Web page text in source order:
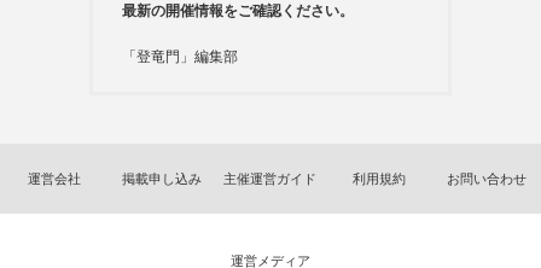
最新の開催情報をご確認ください。
「登竜門」編集部
運営会社 掲載申し込み 主催運営ガイド 利用規約 お問い合わせ
運営メディア